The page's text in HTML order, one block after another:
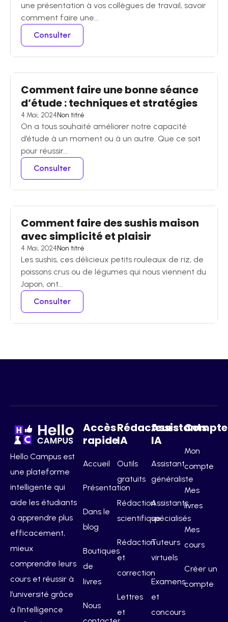
une présentation à vos collègues de travail, savoir
comment faire une...
Consulter
Comment faire une bonne séance
d’étude : techniques et stratégies
4 Mai, 2024Non titré
On a tous souhaité améliorer notre capacité
d’étude à un moment ou à un autre. Que ce soit
pour réussir...
Consulter
Comment faire des sushis maison
avec simplicité et plaisir
4 Mai, 2024Non titré
Les sushis, ces délicieux petits rouleaux de riz, de
poissons crus ou de légumes qui nous viennent du
Japon, ont...
Consulter
Hello Campus est
une plateforme
intelligente qui
aide les étudiants
à apprendre plus
efficacement,
mieux
comprendre leurs
cours et réussir à
l’université grâce
à l’intelligence
Accès
rapide
Accueil
Présentation
Dans le
blog
Boutiques
de
livres
Nous
Rédacteurs
IA
Outils
gratuits
Rédaction
scientifique
Rédaction
et
correction
Lettres
et
Assistants
IA
Assistant
généraliste
Assistants
spécialisés
Tuteurs
virtuels
Examens
et
concours
Compte
Mon
compte
Mes
livres
Mes
cours
Créer un
compte